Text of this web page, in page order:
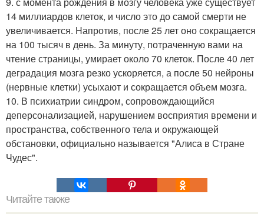
14 миллиардов клеток, и число это до самой смерти не
увеличивается. Hапротив, после 25 лет оно сокращается
на 100 тысяч в день. За минуту, потраченную вами на
чтение страницы, умирает около 70 клеток. После 40 лет
деградация мозга резко ускоряется, а после 50 нейроны
(нервные клетки) усыхают и сокращается объем мозга.
10. В психиатрии синдром, сопровождающийся
деперсонализацией, нарушением восприятия времени и
пространства, собственного тела и окружающей
обстановки, официально называется "Алиса в Стране
Чудес".
Читайте также